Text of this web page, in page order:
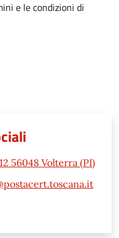
e le condizioni di
56048 Volterra (PI)